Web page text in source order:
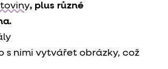
, plus různé
s nimi vytvářet obrázky, což